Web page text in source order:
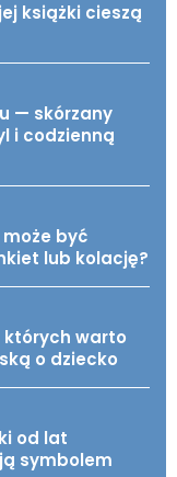
książki cieszą
— skórzany
i codzienną
być
lub kolację?
których warto
o dziecko
od lat
symbolem